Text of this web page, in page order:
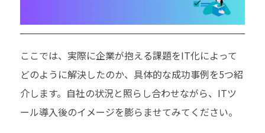
ここでは、実際に企業が抱える課題をIT化によって
どのように解決したのか、具体的な成功事例を5つ紹
介します。自社の状況と照らし合わせながら、ITツ
ール導入後のイメージを膨らませてみてください。